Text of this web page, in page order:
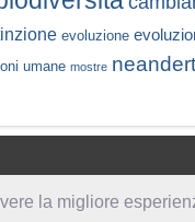
la migliore
evoluzione
umane mostre